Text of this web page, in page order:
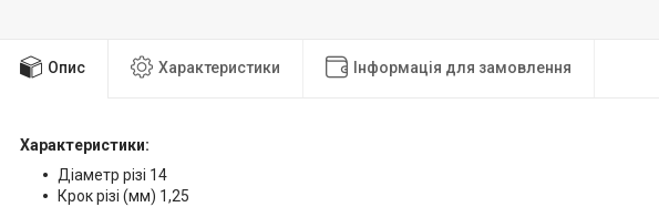
Опис Характеристики Інформація для замовлення
Характеристики:
Діаметр різі 14
Крок різі (мм) 1,25